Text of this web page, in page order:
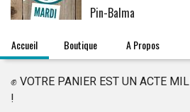
Pin-Balma
Accueil Boutique A Propos
✊ VOTRE PANIER EST UN ACTE
!